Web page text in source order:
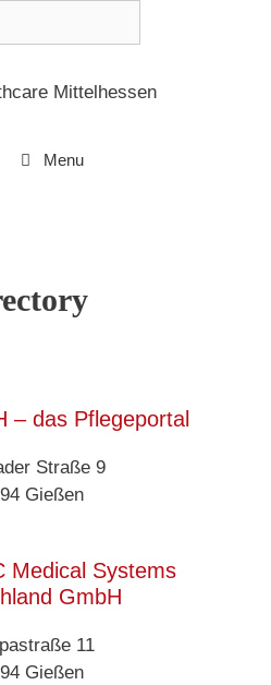
Menu
– das Pflegeportal
Straße 9
Gießen
Medical Systems
GmbH
11
Gießen